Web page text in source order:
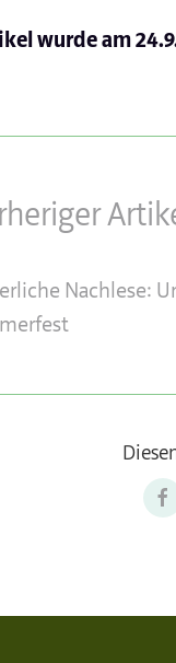
wurde am
Nachlese: